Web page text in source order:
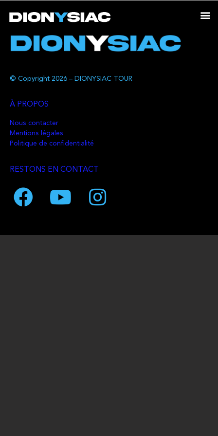
© Copyright 2026 – DIONYSIAC TOUR
À PROPOS
Nous contacter
Mentions légales
Politique de confidentialité
RESTONS EN CONTACT